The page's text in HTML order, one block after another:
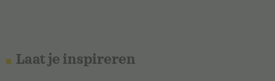
Laat je inspireren